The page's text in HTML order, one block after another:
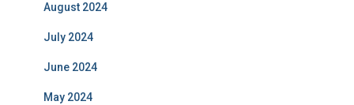
August 2024
July 2024
June 2024
May 2024